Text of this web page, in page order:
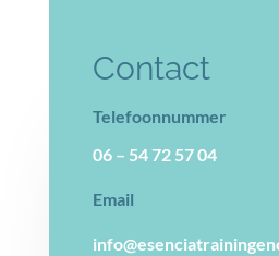
Contact
Telefoonnummer
06 – 54 72 57 04
Email